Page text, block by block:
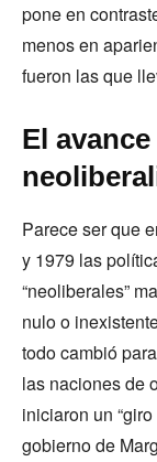
pone en
menos en
fueron las que
El
Parece ser que
y 1979 las
“neoliberales”
nulo o
todo cambió
las naciones de
iniciaron un
gobierno de